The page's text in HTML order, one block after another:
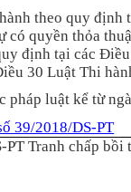
theo quy
có quyền thỏa
định tại các
30 Luật Thi
pháp luật kể từ
39/2018/DS-PT
PT Tranh chấp